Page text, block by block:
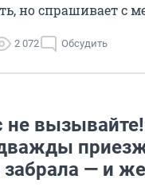
но спрашивает с
2 072 Обсудить
не
забрала — и